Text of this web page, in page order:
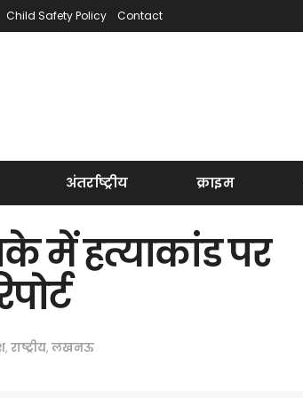
Child Safety Policy Contact
अंतर्राष्ट्रीय क्राइम
में हत्याकांड पर
, राष्ट्रीय, लखनऊ